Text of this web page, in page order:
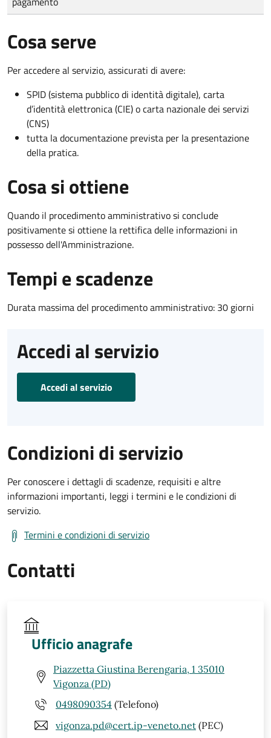
Cosa serve
Per accedere al servizio, assicurati di avere:
SPID (sistema pubblico di identità digitale), carta
d’identità elettronica (CIE) o carta nazionale dei servizi
(CNS)
tutta la documentazione prevista per la presentazione
della pratica.
Cosa si ottiene
Quando il procedimento amministrativo si conclude
positivamente si ottiene la rettifica delle informazioni in
possesso dell'Amministrazione.
Tempi e scadenze
Durata massima del procedimento amministrativo: 30 giorni
Accedi al servizio
Accedi al servizio
Condizioni di servizio
Per conoscere i dettagli di scadenze, requisiti e altre
informazioni importanti, leggi i termini e le condizioni di
servizio.
Termini e condizioni di servizio
Contatti
Ufficio anagrafe
Piazzetta Giustina Berengaria, 1 35010
Vigonza (PD)
0498090354 (Telefono)
vigonza.pd@cert.ip-veneto.net (PEC)